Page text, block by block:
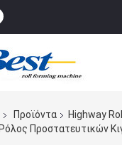
Προϊόντα
Highway
Προστατευτικών